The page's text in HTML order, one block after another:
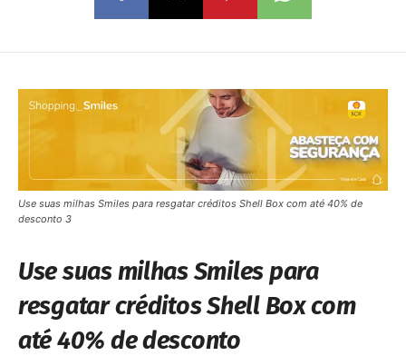
Use suas milhas Smiles para resgatar créditos Shell Box com até 40% de
desconto 3
Use suas milhas Smiles para
resgatar créditos Shell Box com
até 40% de desconto